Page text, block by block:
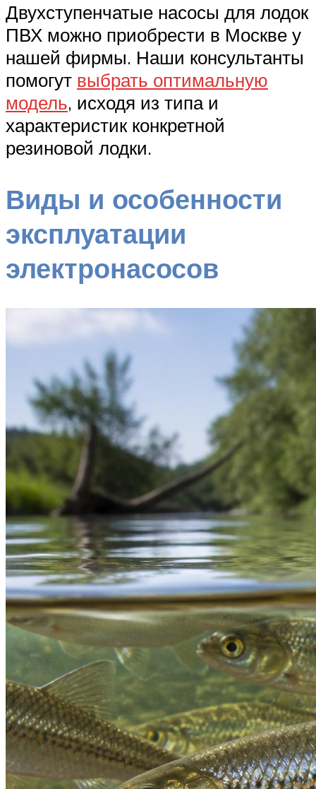
Двухступенчатые насосы для лодок
ПВХ можно приобрести в Москве у
нашей фирмы. Наши консультанты
помогут выбрать оптимальную
модель, исходя из типа и
характеристик конкретной
резиновой лодки.
Виды и особенности
эксплуатации
электронасосов